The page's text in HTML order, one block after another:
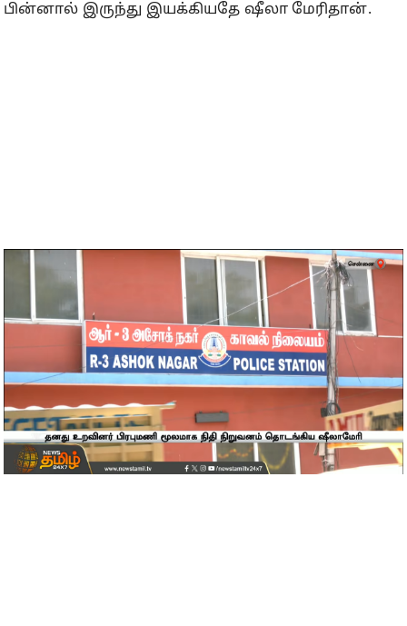
பின்னால் இருந்து இயக்கியதே ஷீலா மேரிதான்.